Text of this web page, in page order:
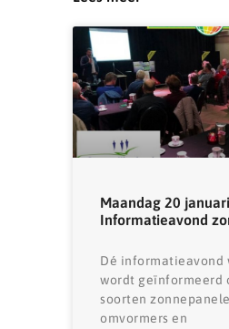
Maandag 20
Informatieavond
Dé informatieavond
wordt geïnformeerd
soorten
omvormers en